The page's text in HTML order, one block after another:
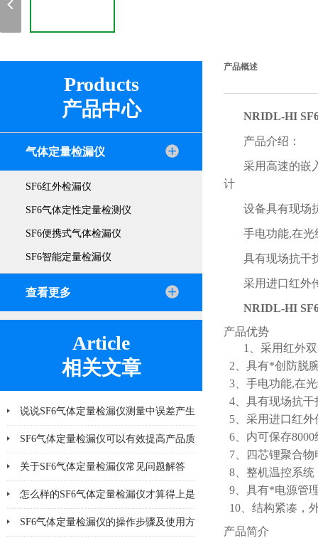
Products
产品中心
气体定量检漏仪
SF6红外检漏仪
SF6气体定性定量检测仪
SF6便携式气体检漏仪
SF6智能定量检漏仪
查看更多
Article
相关文章
说说SF6气体定量检漏仪测量中误差产生
的8个因素
SF6气体定量检漏仪可以有效提高产品质
量
关于SF6气体定量检漏仪常见问题解答
怎么样的SF6气体定量检漏仪才算得上是
好产品
SF6气体定量检漏仪的操作步骤及使用方
产品概述
NRIDL-HI
产品介绍：
采用高速的嵌
计
设备具有现场
手电功能,在光
具有现场抗干
采用进口红外
NRIDL-HI
产品优势
1、采用红外
2、具有*创防脱
3、手电功能,在
4、具有现场抗
5、采用进口红
6、内可保存
7、四芯锂聚合
8、整机温控系
9、具有*电源管
10、结构紧凑，
产品简介